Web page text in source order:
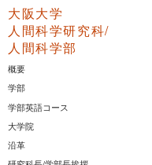
大阪大学
人間科学研究科/
人間科学部
概要
学部
学部英語コース
大学院
沿革